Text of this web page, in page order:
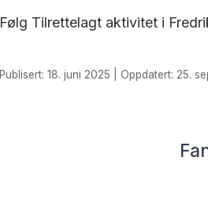
Følg Tilrettelagt aktivitet i
Publisert: 18. juni 2025 | Oppdatert: 25.